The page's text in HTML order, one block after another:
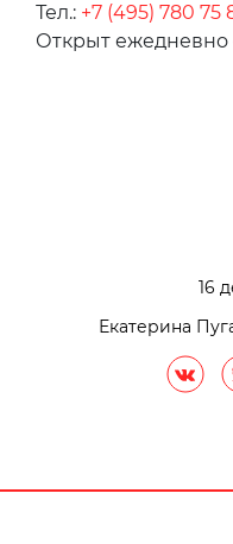
Тел.: +7 (495) 780 75
Открыт ежедневно
16
Екатерина